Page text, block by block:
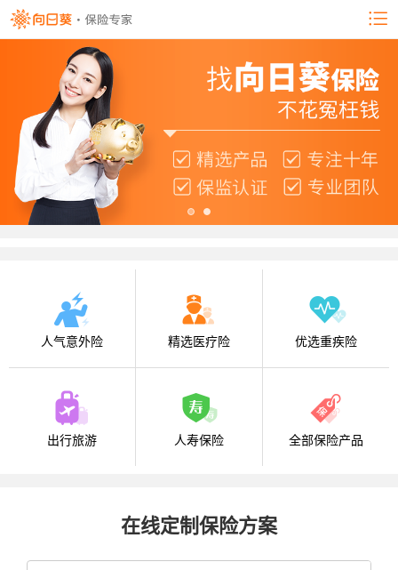
人气意外险 精选医疗险 优选重疾险
出行旅游 人寿保险 全部保险产品
在线定制保险方案